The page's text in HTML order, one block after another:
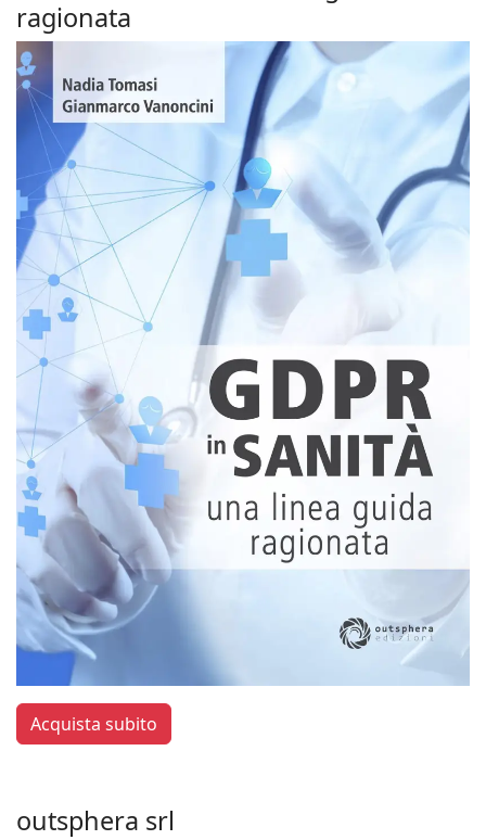
ragionata
Acquista subito
outsphera srl